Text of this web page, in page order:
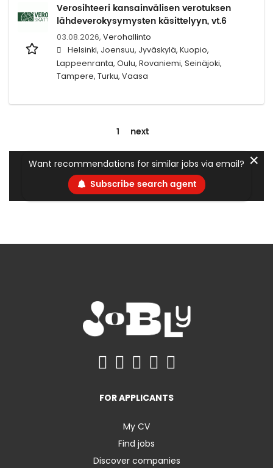
Verosihteeri kansainvälisen verotuksen
lähdeverokysymysten käsittelyyn, vt.6
03.08.2026, Verohallinto
Helsinki, Joensuu, Jyväskylä, Kuopio,
Lappeenranta, Oulu, Rovaniemi, Seinäjoki,
Tampere, Turku, Vaasa
1 next
Want recommendations for similar jobs via email?
Subscribe search agent
✕
FOR APPLICANTS
My CV
Find jobs
Discover companies